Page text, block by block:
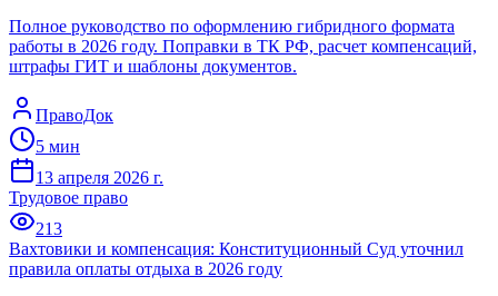
Полное руководство по оформлению гибридного формата
работы в 2026 году. Поправки в ТК РФ, расчет компенсаций,
штрафы ГИТ и шаблоны документов.
ПравоДок
5 мин
13 апреля 2026 г.
Трудовое право
213
Вахтовики и компенсация: Конституционный Суд уточнил
правила оплаты отдыха в 2026 году